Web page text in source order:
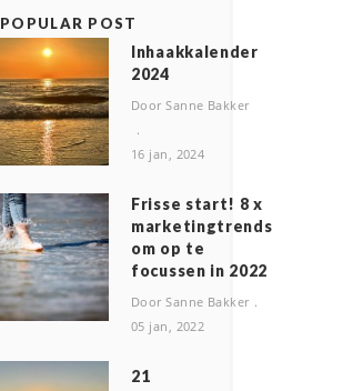
POPULAR POST
Inhaakkalender
2024
Door Sanne Bakker
16 jan, 2024
Frisse start! 8 x
marketingtrends
om op te
focussen in 2022
Door Sanne Bakker
05 jan, 2022
2️1